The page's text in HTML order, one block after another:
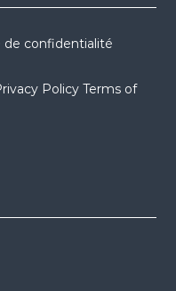
de confidentialité
Policy Terms of